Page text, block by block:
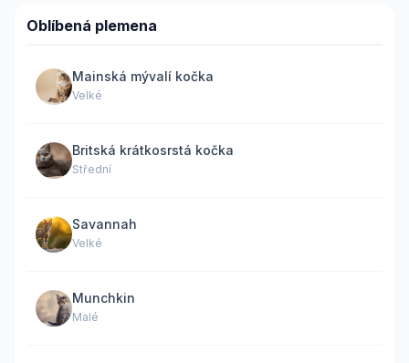
Oblíbená plemena
Mainská mývalí kočka
Velké
Britská krátkosrstá kočka
Střední
Savannah
Velké
Munchkin
Malé